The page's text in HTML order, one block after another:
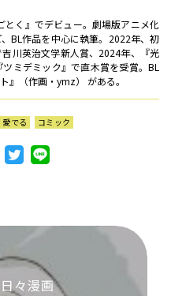
く』でデビュー。劇場版アニメ化
BL作品を中心に執筆。2022年、初
川英治文学新人賞、2024年、『光
ミデミック』で直木賞を受賞。BL
』（作画・ymz） がある。
愛でる コミック
々漫画